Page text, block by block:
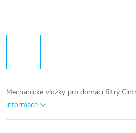
Mechanické vložky pro domácí filtry
informace